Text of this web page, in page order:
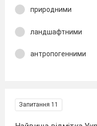
природними
ландшафтними
антропогенними
Запитання 11